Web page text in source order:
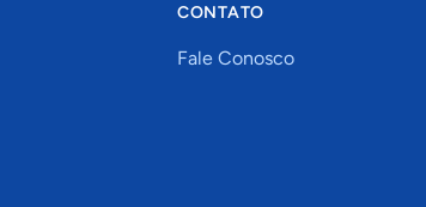
CONTATO
Fale Conosco